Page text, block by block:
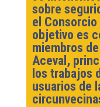
sobre
el
objetivo es
miembros
Aceval,
los trabajos
usuarios de